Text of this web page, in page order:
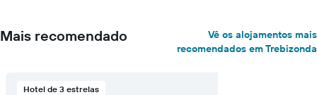
Mais recomendado
Vê os alojamentos mais
recomendados em Trebizonda
Hotel de 3 estrelas